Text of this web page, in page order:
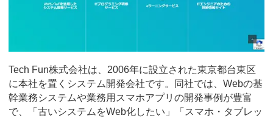
Tech Fun株式会社は、2006年に設立された東京都台東区
に本社を置くシステム開発会社です。同社では、Webの基
幹業務システムや業務用スマホアプリの開発事例が豊富
で、「古いシステムをWeb化したい」「スマホ・タブレッ